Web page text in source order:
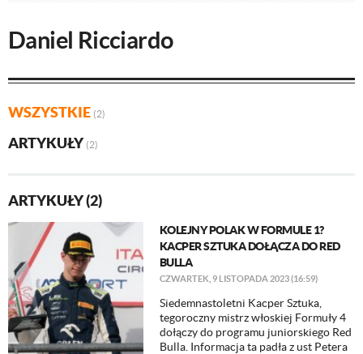
Daniel Ricciardo
WSZYSTKIE (2)
ARTYKUŁY (2)
ARTYKUŁY (2)
KOLEJNY POLAK W FORMULE 1?
KACPER SZTUKA DOŁĄCZA DO RED
BULLA
CZWARTEK, 9 LISTOPADA 2023 (16:59)
Siedemnastoletni Kacper Sztuka,
tegoroczny mistrz włoskiej Formuły 4
dołączy do programu juniorskiego Red
Bulla. Informacja ta padła z ust Petera